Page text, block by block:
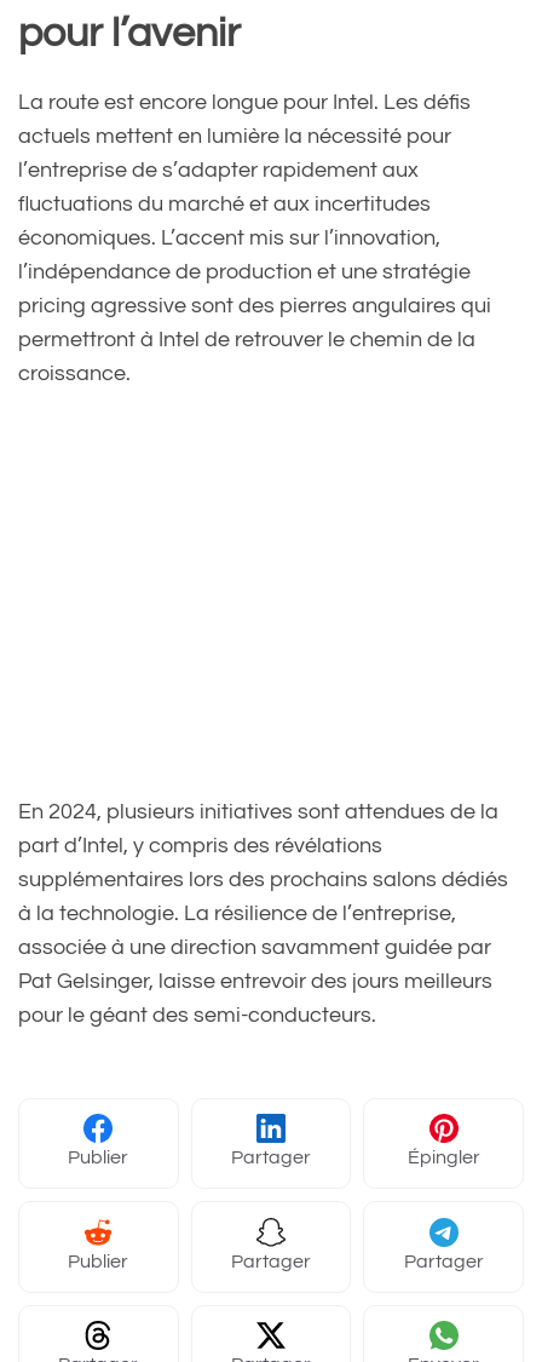
pour l’avenir
La route est encore longue pour Intel. Les défis
actuels mettent en lumière la nécessité pour
l’entreprise de s’adapter rapidement aux
fluctuations du marché et aux incertitudes
économiques. L’accent mis sur l’innovation,
l’indépendance de production et une stratégie
pricing agressive sont des pierres angulaires qui
permettront à Intel de retrouver le chemin de la
croissance.
En 2024, plusieurs initiatives sont attendues de la
part d’Intel, y compris des révélations
supplémentaires lors des prochains salons dédiés
à la technologie. La résilience de l’entreprise,
associée à une direction savamment guidée par
Pat Gelsinger, laisse entrevoir des jours meilleurs
pour le géant des semi-conducteurs.
Publier Partager Épingler
Publier Partager Partager